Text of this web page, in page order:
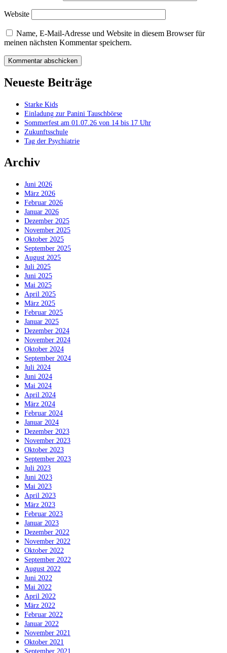
Website
Name, E-Mail-Adresse und Website in diesem Browser für
meinen nächsten Kommentar speichern.
Neueste Beiträge
Starke Kids
Einladung zur Panini Tauschbörse
Sommerfest am 01.07.26 von 14 bis 17 Uhr
Zukunftsschule
Tag der Psychiatrie
Archiv
Juni 2026
März 2026
Februar 2026
Januar 2026
Dezember 2025
November 2025
Oktober 2025
September 2025
August 2025
Juli 2025
Juni 2025
Mai 2025
April 2025
März 2025
Februar 2025
Januar 2025
Dezember 2024
November 2024
Oktober 2024
September 2024
Juli 2024
Juni 2024
Mai 2024
April 2024
März 2024
Februar 2024
Januar 2024
Dezember 2023
November 2023
Oktober 2023
September 2023
Juli 2023
Juni 2023
Mai 2023
April 2023
März 2023
Februar 2023
Januar 2023
Dezember 2022
November 2022
Oktober 2022
September 2022
August 2022
Juni 2022
Mai 2022
April 2022
März 2022
Februar 2022
Januar 2022
November 2021
Oktober 2021
September 2021